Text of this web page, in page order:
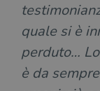
quale si è
perduto…
è da